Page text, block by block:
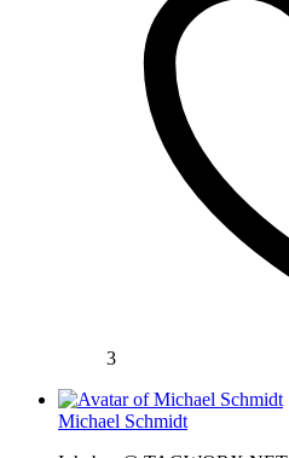
3
Michael Schmidt